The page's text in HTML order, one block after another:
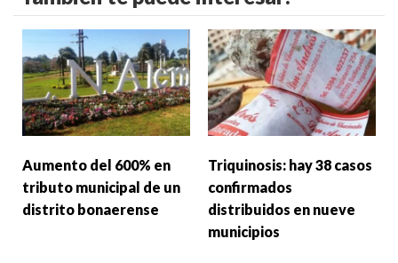
Aumento del 600% en
tributo municipal de un
distrito bonaerense
Triquinosis: hay 38 casos
confirmados
distribuidos en nueve
municipios